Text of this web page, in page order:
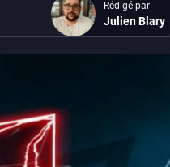
Rédigé par
Julien Blary